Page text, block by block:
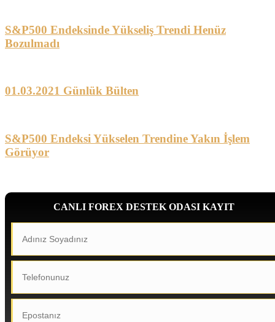
S&P500 Endeksinde Yükseliş Trendi Henüz
Bozulmadı
01.03.2021 Günlük Bülten
S&P500 Endeksi Yükselen Trendine Yakın İşlem
Görüyor
CANLI FOREX DESTEK ODASI KAYIT